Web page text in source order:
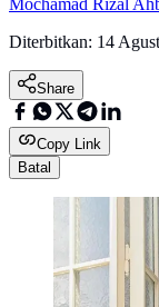
Mochamad Rizal
Diterbitkan: 14
Share
Copy Link
Batal